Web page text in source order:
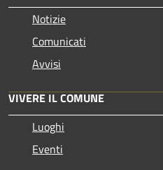
Notizie
Comunicati
Avvisi
VIVERE IL COMUNE
Luoghi
Eventi